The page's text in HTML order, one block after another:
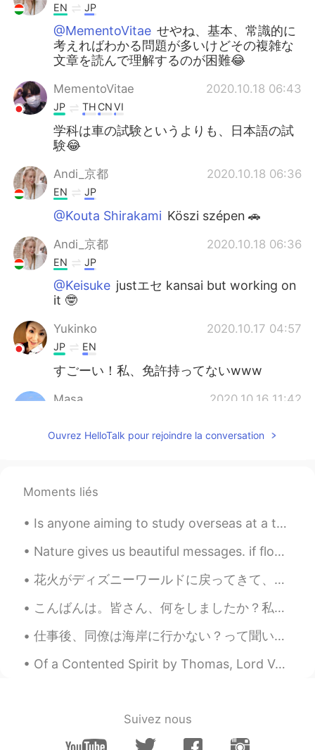
EN JP
@MementoVitae せやね、基本、常識的に
考えればわかる問題が多いけどその複雑な
文章を読んで理解するのが困難😂
MementoVitae 2020.10.18 06:43
JP TH CNVI
学科は車の試験というよりも、日本語の試
験😂
Andi_京都 2020.10.18 06:36
EN JP
@Kouta Shirakami Köszi szépen 🚗
Andi_京都 2020.10.18 06:36
EN JP
@Keisuke justエセ kansai but working on
it 🤓
Yukinko 2020.10.17 04:57
JP EN
すごーい！私、免許持ってないwww
Masa 2020.10.16 11:42
Congrats!
JP DE
JP EN
Your Japanese sounds like real Kansaijin...
congratulations😁
mei 2020.10.16 10:34
JP
Ouvrez HelloTalk pour rejoindre la conversation
Moments liés
Is anyone aiming to study overseas at a top university? Like Oxford, Cambridge, Harvard, etc. I...
Nature gives us beautiful messages. if flowers bloom in winter, one day spring will come to our h...
花火がディズニーワールドに戻ってきて、私はついに昨夜それを見ました! 綺麗！🤩 Fireworks have returned to Disney World and I finally sa...
こんばんは。皆さん、何をしましたか？私は丸一日仕事でした。再来週の月曜日から一週間を休みを取って、リゾート🏝でゆっくり過ごす事に決めました。そのために、毎日残業をしています。💕✨話は変わりますが...
仕事後、同僚は海岸に行かない？って聞い。まあ行くかと思ったけど、やっぱりいいアイディアだった！都市の気温は４０度だった。 after work, a coworker asked me "he...
Of a Contented Spirit by Thomas, Lord Vaux. Part 3 of 3. Companion none is like unto the mind a...
Suivez nous